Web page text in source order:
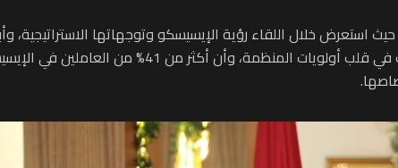
استعرض خلال اللقاء رؤية الإيسيسكو وتوجهاتها الاستراتيجية،
ومبادرات، خاصة في مجال تأهيل الشباب وإعدادهم لمهن الغد، مشيرا إلى أن الشباب